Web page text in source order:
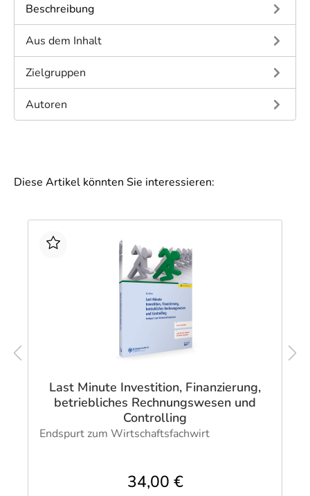
Beschreibung
Aus dem Inhalt
Zielgruppen
Autoren
Diese Artikel könnten Sie interessieren:
Last Minute Investition, Finanzierung,
betriebliches Rechnungswesen und
Controlling
Endspurt zum Wirtschaftsfachwirt
34,00 €